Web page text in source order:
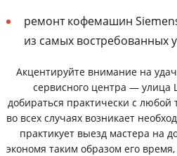
ремонт кофемашин
из самых востребованных
Акцентируйте внимание на
сервисного центра — улица
добираться практически с любой
во всех случаях возникает
практикует выезд мастера на
экономя таким образом его